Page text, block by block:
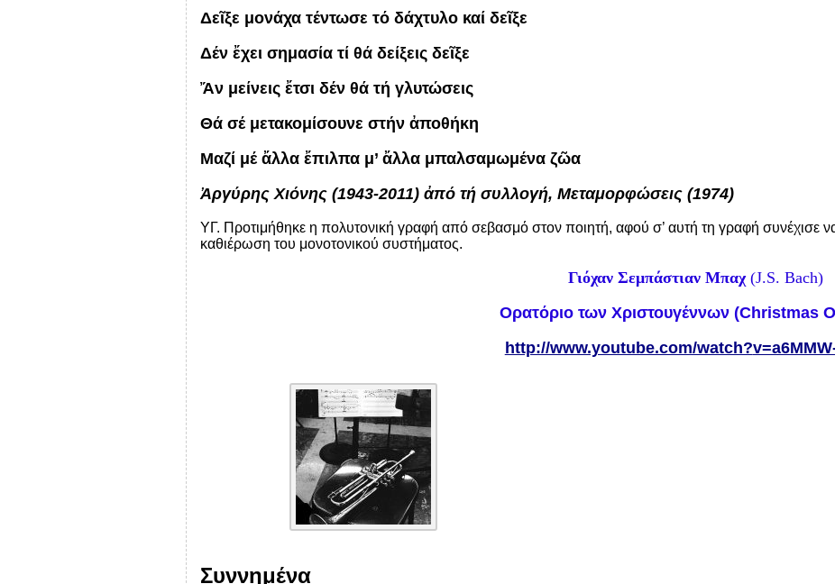
Δεῖξε μονάχα τέντωσε τό δάχτυλο καί δεῖξε
Δέν ἔχει σημασία τί θά δείξεις δεῖξε
Ἄν μείνεις ἔτσι δέν θά τή γλυτώσεις
Θά σέ μετακομίσουνε στήν ἀποθήκη
Μαζί μέ ἄλλα ἔπιλπα μ’ ἄλλα μπαλσαμωμένα ζῶα
Ἀργύρης Χιόνης (1943-2011) ἀπό τή συλλογή, Μεταμορφώσεις (1974)
ΥΓ. Προτιμήθηκε η πολυτονική γραφή από σεβασμό στον ποιητή, αφού σ’ αυτή τη γραφή συνέχισε
καθιέρωση του μονοτονικού συστήματος.
Γιόχαν Σεμπάστιαν Μπαχ (J.S. Bach)
Ορατόριο των Χριστουγέννων (Christmas
http://www.youtube.com/watch?
Συννημένα